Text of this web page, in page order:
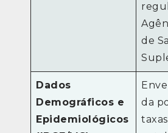
de
Dados
Demográficos e
Epidemiológicos
da